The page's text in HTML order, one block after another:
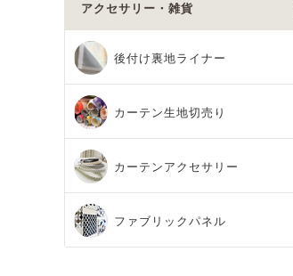
アクセサリー・雑貨
後付け裏地ライナー
カーテン生地切売り
カーテンアクセサリー
ファブリックパネル